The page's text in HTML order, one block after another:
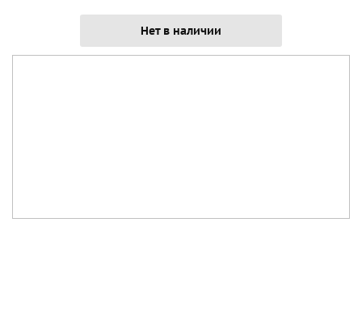
Нет в наличии